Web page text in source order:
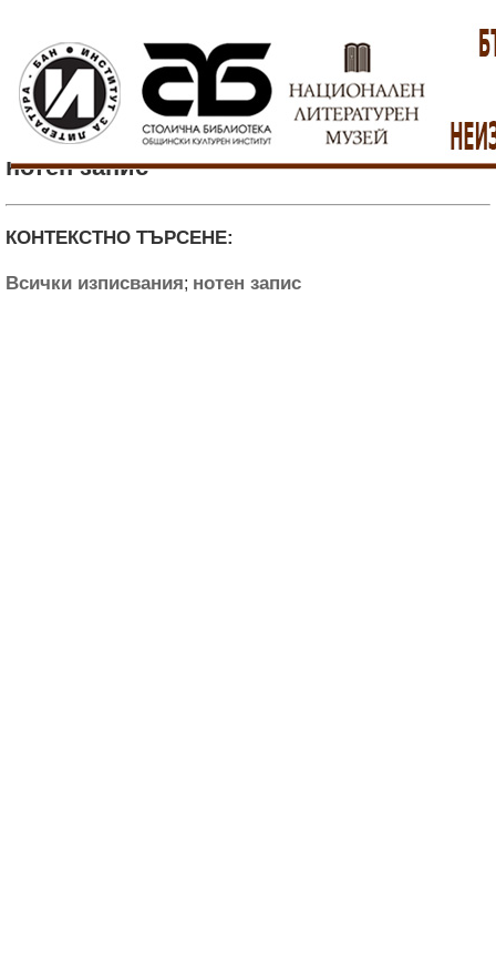
нотен запис
КОНТЕКСТНО ТЪРСЕНЕ:
Всички изписвания; нотен запис